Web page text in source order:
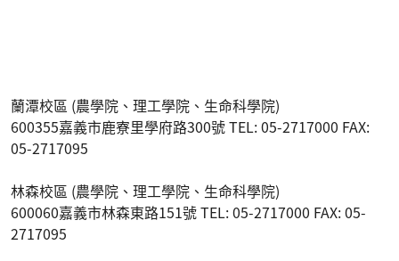
蘭潭校區 (農學院、理工學院、生命科學院)
600355嘉義市鹿寮里學府路300號 TEL: 05-2717000 FAX:
05-2717095
林森校區 (農學院、理工學院、生命科學院)
600060嘉義市林森東路151號 TEL: 05-2717000 FAX: 05-
2717095